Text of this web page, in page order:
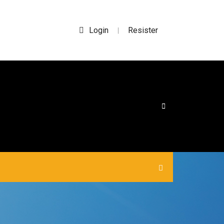
Login | Resister